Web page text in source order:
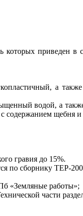
приведен в
а
водой, а
щебня и
гравия до 15%.
по сборнику ТЕР-
«Земляные работы»;
части